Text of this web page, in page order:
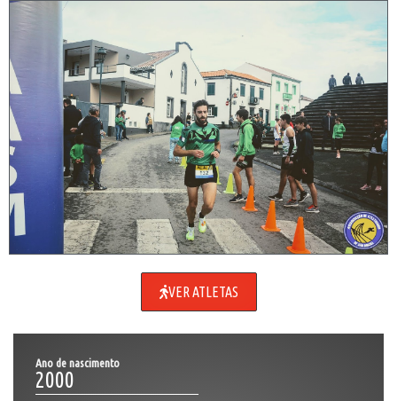
VER ATLETAS
Ano de nascimento
2000